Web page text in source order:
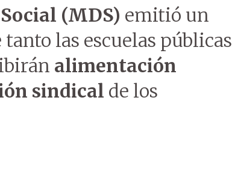
(MDS) emitió un
las escuelas públicas
alimentación
sindical de los